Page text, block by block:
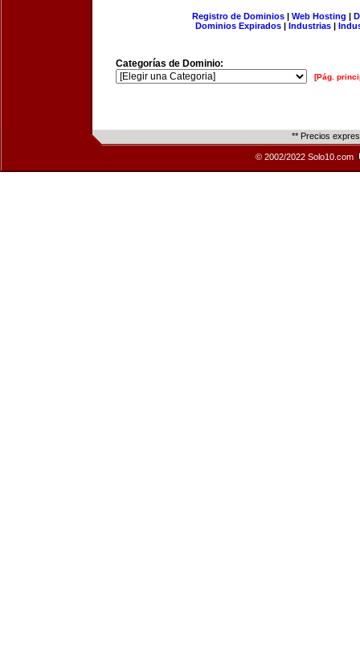
Registro de Dominios| Web Hosting |
Dominios Expirados | Industrias |
Categorías de Dominio:
[Pág.
** Precios
© 2002/2022 Solo10.com